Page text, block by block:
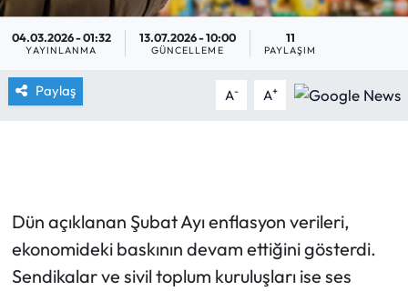
04.03.2026 - 01:32
YAYINLANMA
13.07.2026 - 10:00
GÜNCELLEME
11
PAYLAŞIM
Paylaş A- A+
Dün açıklanan Şubat Ayı enflasyon verileri,
ekonomideki baskının devam ettiğini gösterdi.
Sendikalar ve sivil toplum kuruluşları ise ses